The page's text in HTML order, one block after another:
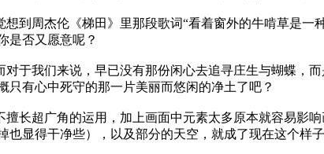
到周杰伦《梯田》里那段歌词“看着窗外的牛啃草是
是否又愿意呢？
于我们来说，早已没有那份闲心去追寻庄生与蝴蝶，
有心中死守的那一片美丽而悠闲的净土了吧？
长超广角的运用，加上画面中元素太多原本就容易影
显得干净些），以及部分的天空，就成了现在这个样子